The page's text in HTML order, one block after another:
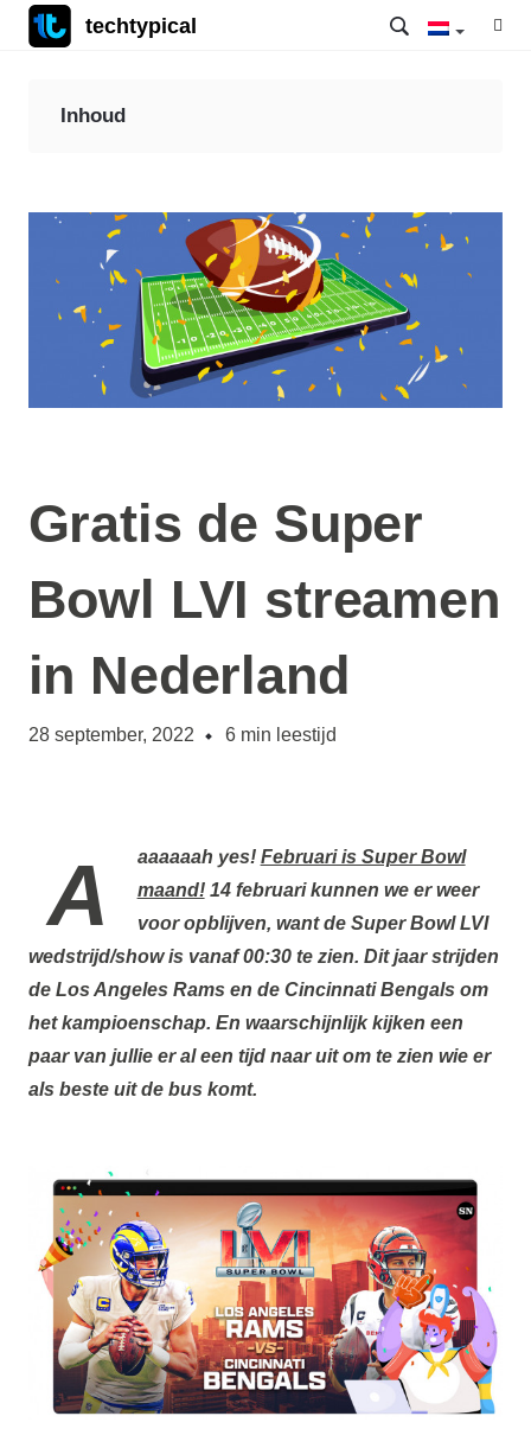
techtypical
Gratis de Super
Bowl LVI streamen
in Nederland
28 september, 2022 6 min leestijd
Aaaaaaah yes! Februari is Super Bowl
maand!14 februari kunnen we er weer
voor opblijven, want de Super Bowl LVI
wedstrijd/show is vanaf 00:30 te zien. Dit jaar strijden
de Los Angeles Rams en de Cincinnati Bengals om
het kampioenschap. En waarschijnlijk kijken een
paar van jullie er al een tijd naar uit om te zien wie er
als beste uit de bus komt.
Inhoud